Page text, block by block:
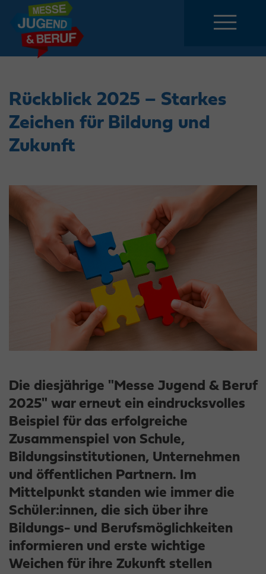
Rückblick 2025 – Starkes
Zeichen für Bildung und
Zukunft
Die diesjährige "Messe Jugend & Beruf
2025" war erneut ein eindrucksvolles
Beispiel für das erfolgreiche
Zusammenspiel von Schule,
Bildungsinstitutionen, Unternehmen
und öffentlichen Partnern. Im
Mittelpunkt standen wie immer die
Schüler:innen, die sich über ihre
Bildungs- und Berufsmöglichkeiten
informieren und erste wichtige
Weichen für ihre Zukunft stellen